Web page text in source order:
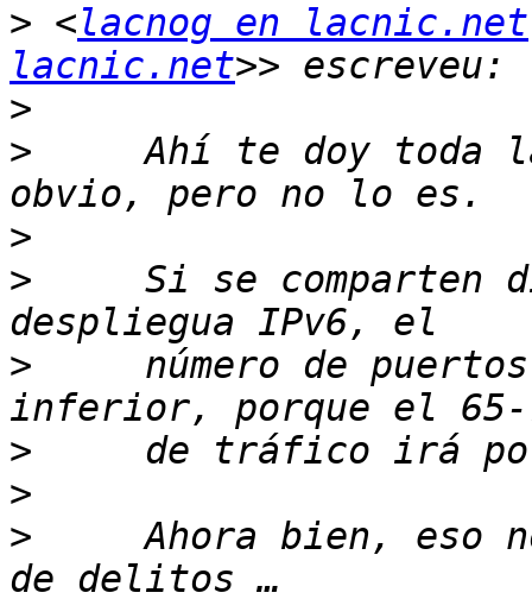
> <lacnog en lacnic.net
lacnic.net
>
>
Ahí te doy toda
>
>
Si se comparten
>
número de
>
>
>
Ahora bien, eso